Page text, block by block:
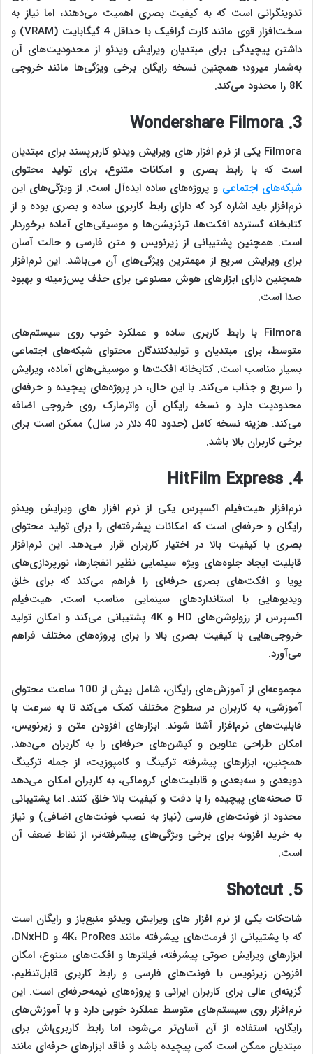
تدوینگرانی است که به کیفیت بصری اهمیت می‌دهند، اما نیاز به
سخت‌افزار قوی مانند کارت گرافیک با حداقل 4 گیگابایت (VRAM) و
داشتن پیچیدگی برای مبتدیان ویرایش ویدئو از محدودیت‌های آن
به‌شمار میرود؛ همچنین نسخه رایگان برخی ویژگی‌ها مانند خروجی
8K را محدود می‌کند.
3. Wondershare Filmora
Filmora یکی از نرم‌ افزار های ویرایش ویدئو کاربرپسند برای مبتدیان
است که با رابط بصری و امکانات متنوع، برای تولید محتوای
شبکه‌های اجتماعی و پروژه‌های ساده ایده‌آل است. از ویژگی‌های این
نرم‌افزار باید اشاره کرد که دارای رابط کاربری ساده و بصری بوده و از
کتابخانه گسترده افکت‌ها، ترنزیشن‌ها و موسیقی‌های آماده برخوردار
است. همچنین پشتیبانی از زیرنویس و متن فارسی و حالت آسان
برای ویرایش سریع از مهمترین ویژگی‎‌های آن می‌باشد. این نرم‌افزار
همچنین دارای ابزارهای هوش مصنوعی برای حذف پس‌زمینه و بهبود
صدا است.
Filmora با رابط کاربری ساده و عملکرد خوب روی سیستم‌های
متوسط، برای مبتدیان و تولیدکنندگان محتوای شبکه‌های اجتماعی
بسیار مناسب است. کتابخانه افکت‌ها و موسیقی‌های آماده، ویرایش
را سریع و جذاب می‌کند. با این حال، در پروژه‌های پیچیده و حرفه‌ای
محدودیت دارد و نسخه رایگان آن واترمارک روی خروجی اضافه
می‌کند. هزینه نسخه کامل (حدود 40 دلار در سال) ممکن است برای
برخی کاربران بالا باشد.
4. HitFilm Express
نرم‌افزار هیت‌فیلم اکسپرس یکی از نرم‌ افزار های ویرایش ویدئو
رایگان و حرفه‌ای است که امکانات پیشرفته‌ای را برای تولید محتوای
بصری با کیفیت بالا در اختیار کاربران قرار می‌دهد. این نرم‌افزار
قابلیت ایجاد جلوه‌های ویژه سینمایی نظیر انفجارها، نورپردازی‌های
پویا و افکت‌های بصری حرفه‌ای را فراهم می‌کند که برای خلق
ویدیوهایی با استانداردهای سینمایی مناسب است. هیت‌فیلم
اکسپرس از رزولوشن‌های HD و 4K پشتیبانی می‌کند و امکان تولید
خروجی‌هایی با کیفیت بصری بالا را برای پروژه‌های مختلف فراهم
می‌آورد.
مجموعه‌ای از آموزش‌های رایگان، شامل بیش از 100 ساعت محتوای
آموزشی، به کاربران در سطوح مختلف کمک می‌کند تا به سرعت با
قابلیت‌های نرم‌افزار آشنا شوند. ابزارهای افزودن متن و زیرنویس،
امکان طراحی عناوین و کپشن‌های حرفه‌ای را به کاربران می‌دهد.
همچنین، ابزارهای پیشرفته ترکینگ و کامپوزیت، از جمله ترکینگ
دوبعدی و سه‌بعدی و قابلیت‌های کروماکی، به کاربران امکان می‌دهد
تا صحنه‌های پیچیده را با دقت و کیفیت بالا خلق کنند. اما پشتیبانی
محدود از فونت‌های فارسی (نیاز به نصب فونت‌های اضافی) و نیاز
به خرید افزونه برای برخی ویژگی‌های پیشرفته‌تر، از نقاط ضعف آن
است.
5. Shotcut
شات‌کات یکی از نرم‌ افزار های ویرایش ویدئو منبع‌باز و رایگان است
که با پشتیبانی از فرمت‌های پیشرفته مانند 4K، ProRes و DNxHD،
ابزارهای ویرایش صوتی پیشرفته، فیلترها و افکت‌های متنوع، امکان
افزودن زیرنویس با فونت‌های فارسی و رابط کاربری قابل‌تنظیم،
گزینه‌ای عالی برای کاربران ایرانی و پروژه‌های نیمه‌حرفه‌ای است. این
نرم‌افزار روی سیستم‌های متوسط عملکرد خوبی دارد و با آموزش‌های
رایگان، استفاده از آن آسان‌تر می‌شود، اما رابط کاربری‌اش برای
مبتدیان ممکن است کمی پیچیده باشد و فاقد ابزارهای حرفه‌ای مانند